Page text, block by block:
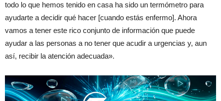
todo lo que hemos tenido en casa ha sido un termómetro para
ayudarte a decidir qué hacer [cuando estás enfermo]. Ahora
vamos a tener este rico conjunto de información que puede
ayudar a las personas a no tener que acudir a urgencias y, aun
así, recibir la atención adecuada».